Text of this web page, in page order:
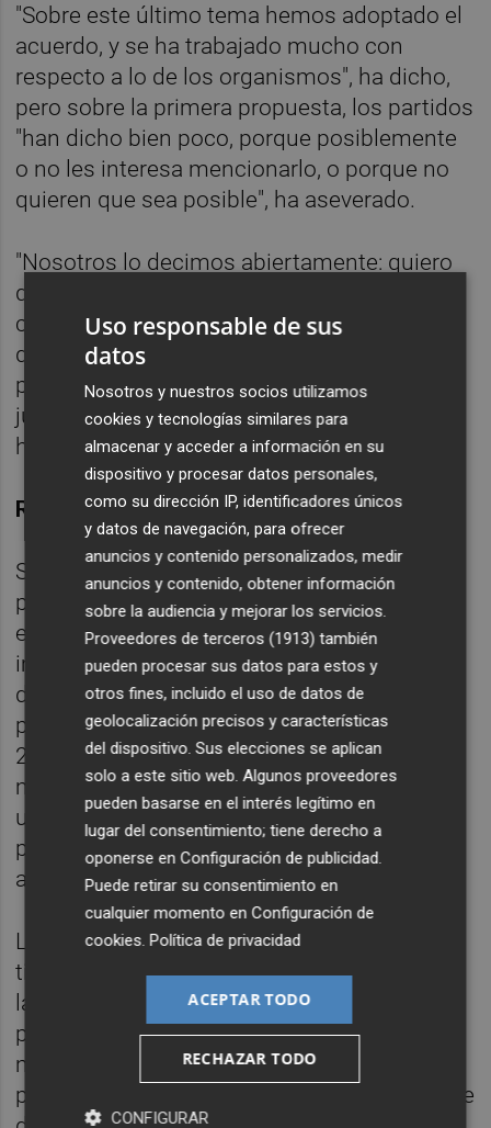
"Sobre este último tema hemos adoptado el
acuerdo, y se ha trabajado mucho con
respecto a lo de los organismos", ha dicho,
pero sobre la primera propuesta, los partidos
"han dicho bien poco, porque posiblemente
o no les interesa mencionarlo, o porque no
quieren que sea posible", ha aseverado.
"Nosotros lo decimos abiertamente: quiero
que las instituciones estemos en sintonía
con lo que piden los ciudadanos, y tenemos
que reducir el número de diputados. Si otros
piensan que no es así, lo tendrán que
justificar, pero creo que lo van a tener difícil",
ha apostillado.
REFORMA DE DOS ARTÍCULOS
Sobre esta medida, el vicepresidente y
portavoz del Consell, José Císcar, ha
explicado que la reducción de diputados
implica la reforma de los artículos 23 y 24
del Estatuto. En concreto, el primer artículo,
para dejar constancia de que se reducen en
20 los diputados; y el segundo, que habla de
mínimos, y se tendrá que indicar que habrá
un mínimo de 15 diputados por cada
provincia, y no 20 como se señalaba hasta
ahora.
Los pasos a seguir son los siguientes: se
tiene que pedir un informe a la Abogacía de
la Generalitat y al Consell Jurídic Consultiu
para iniciar los trámites. Posteriormente, la
medida tendrá que pasar por las Corts, y
para su aprobación se necesita la mayoría de
Uso responsable de sus
datos
Nosotros y nuestros socios utilizamos
cookies y tecnologías similares para
almacenar y acceder a información en su
dispositivo y procesar datos personales,
como su dirección IP, identificadores únicos
y datos de navegación, para ofrecer
anuncios y contenido personalizados, medir
anuncios y contenido, obtener información
sobre la audiencia y mejorar los servicios.
Proveedores de terceros (1913) también
pueden procesar sus datos para estos y
otros fines, incluido el uso de datos de
geolocalización precisos y características
del dispositivo. Sus elecciones se aplican
solo a este sitio web. Algunos proveedores
pueden basarse en el interés legítimo en
lugar del consentimiento; tiene derecho a
oponerse enConfiguración de publicidad.
Puede retirar su consentimiento en
cualquier momento enConfiguración de
cookies.Política de privacidad
ACEPTAR TODO
RECHAZAR TODO
CONFIGURAR